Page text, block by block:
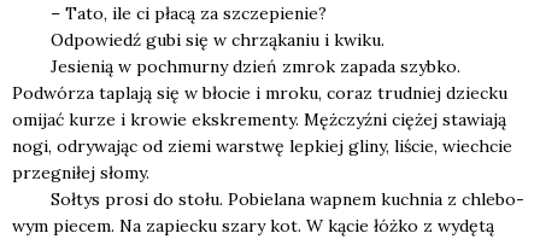
– Tato, ile ci pła­cą za szcze­pie­nie?
Odpo­wiedź gubi się w chrzą­ka­niu i kwi­ku.
Jesie­nią w pochmur­ny dzień zmrok zapa­da szyb­ko.
Podwó­rza tapla­ją się w bło­cie i mro­ku, coraz trud­niej dziec­ku
omi­jać kurze i kro­wie eks­kre­men­ty. Męż­czyź­ni cię­żej sta­wia­ją
nogi, odry­wa­jąc od zie­mi war­stwę lep­kiej gli­ny, liście, wiech­cie
prze­gni­łej sło­my.
Soł­tys pro­si do sto­łu. Pobie­la­na wap­nem kuch­nia z chle­bo­
wym pie­cem. Na zapiec­ku sza­ry kot. W kącie łóż­ko z wydę­tą